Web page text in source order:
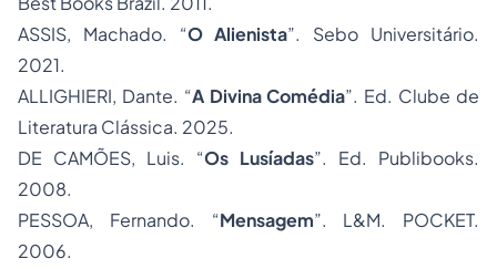
ASSIS, Machado. “O Alienista”. Sebo Universitário.
2021.
ALLIGHIERI, Dante. “A Divina Comédia”. Ed. Clube de
Literatura Clássica. 2025.
DE CAMÕES, Luis. “Os Lusíadas”. Ed. Publibooks.
2008.
PESSOA, Fernando. “Mensagem”. L&M. POCKET.
2006.